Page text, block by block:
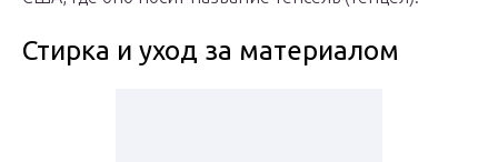
Стирка и уход за материалом